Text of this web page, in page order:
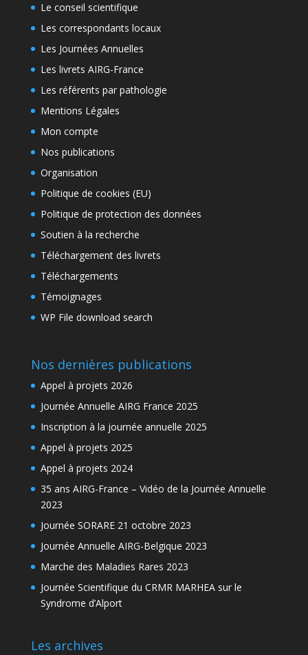
Le conseil scientifique
Les correspondants locaux
Les Journées Annuelles
Les livrets AIRG-France
Les référents par pathologie
Mentions Légales
Mon compte
Nos publications
Organisation
Politique de cookies (EU)
Politique de protection des données
Soutien à la recherche
Téléchargement des livrets
Téléchargements
Témoignages
WP File download search
Nos dernières publications
Appel à projets 2026
Journée Annuelle AIRG France 2025
Inscription à la journée annuelle 2025
Appel à projets 2025
Appel à projets 2024
35 ans AIRG-France – Vidéo de la Journée Annuelle
2023
Journée SORARE 21 octobre 2023
Journée Annuelle AIRG-Belgique 2023
Marche des Maladies Rares 2023
Journée Scientifique du CRMR MARHEA sur le
Syndrome d’Alport
Les archives